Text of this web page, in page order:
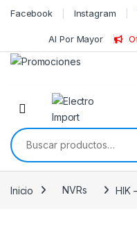
Skip to navigation
Skip to content
Facebook Instagram
Al Por Mayor
Buscar por:
Inicio NVRs HIK